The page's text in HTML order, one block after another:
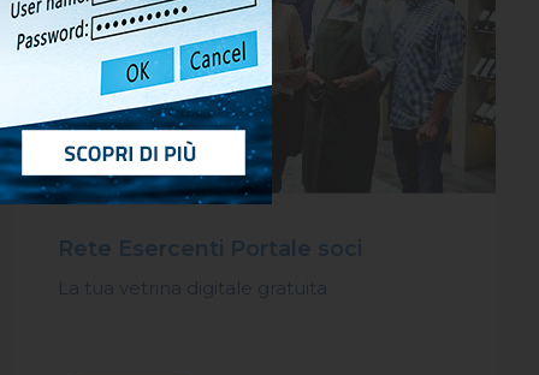
Rete Esercenti Portale soci
La tua vetrina digitale gratuita